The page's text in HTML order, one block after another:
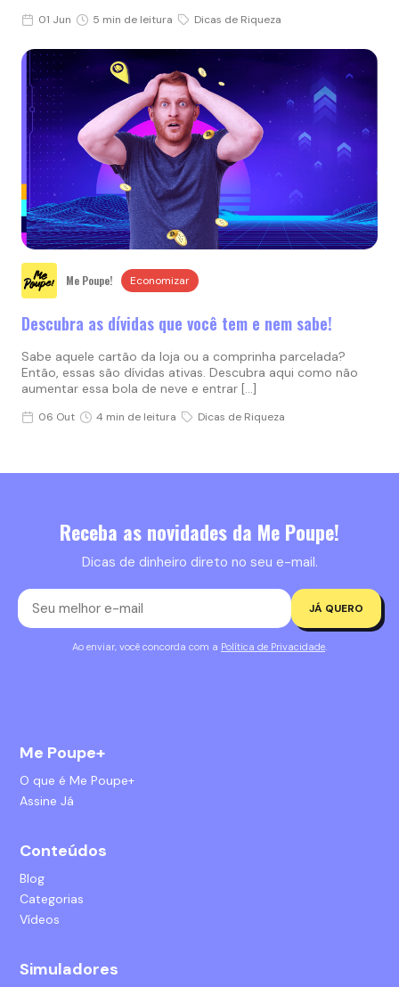
01 Jun 5 min de leitura Dicas de Riqueza
Me Poupe! Economizar
Descubra as dívidas que você tem e nem sabe!
Sabe aquele cartão da loja ou a comprinha parcelada?
Então, essas são dívidas ativas. Descubra aqui como não
aumentar essa bola de neve e entrar […]
06 Out 4 min de leitura Dicas de Riqueza
Receba as novidades da Me Poupe!
Dicas de dinheiro direto no seu e-mail.
JÁ QUERO
Ao enviar, você concorda com a Política de Privacidade
Me Poupe+
O que é Me Poupe+
Assine Já
Conteúdos
Blog
Categorias
Vídeos
Simuladores